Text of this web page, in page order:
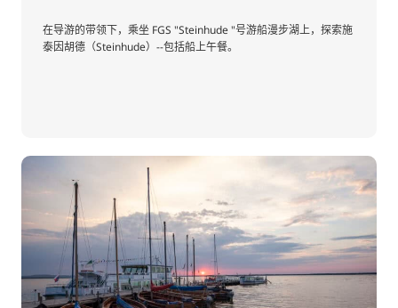
在导游的带领下，乘坐 FGS "Steinhude "号游船漫步湖上，探索施
泰因胡德（Steinhude）--包括船上午餐。